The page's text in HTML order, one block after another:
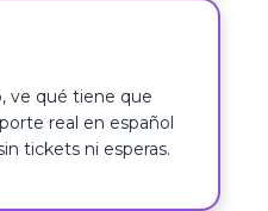
ve qué tiene que
real en español
tickets ni esperas.